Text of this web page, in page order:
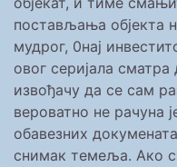
постављања објекта
мудрог, 0нај
овог серијала
извођачу да се сам
вероватно не рачуна
обавезних
снимак темеља. Ако